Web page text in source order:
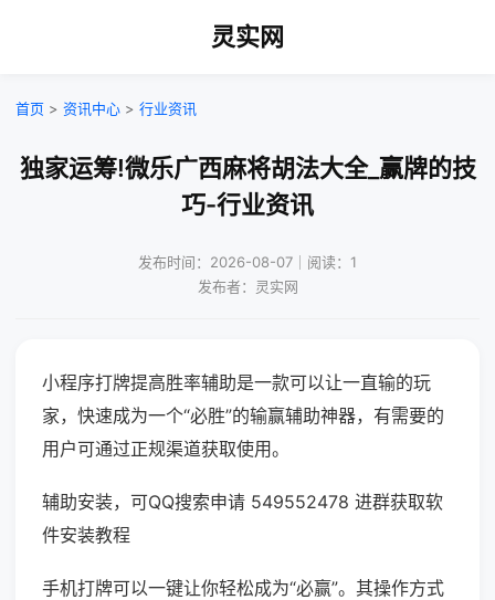
灵实网
首页 > 资讯中心 > 行业资讯
独家运筹!微乐广西麻将胡法大全_赢牌的技
巧-行业资讯
发布时间：2026-08-07｜阅读：1
发布者：灵实网
小程序打牌提高胜率辅助是一款可以让一直输的玩
家，快速成为一个“必胜”的输赢辅助神器，有需要的
用户可通过正规渠道获取使用。
辅助安装，可QQ搜索申请 549552478 进群获取软
件安装教程
手机打牌可以一键让你轻松成为“必赢”。其操作方式